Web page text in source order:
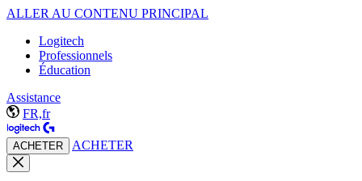
ALLER AU CONTENU PRINCIPAL
Logitech
Professionnels
Éducation
Assistance
FR,fr
ACHETER ACHETER